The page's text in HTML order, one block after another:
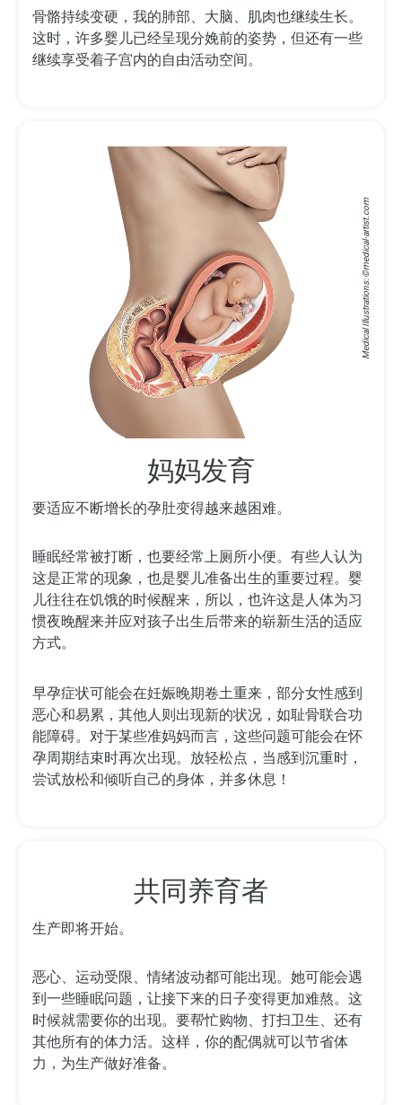
骨骼持续变硬，我的肺部、大脑、肌肉也继续生长。
这时，许多婴儿已经呈现分娩前的姿势，但还有一些
继续享受着子宫内的自由活动空间。
Medical Illustrations: ©
medical-artist.com
妈妈发育
要适应不断增长的孕肚变得越来越困难。
睡眠经常被打断，也要经常上厕所小便。有些人认为
这是正常的现象，也是婴儿准备出生的重要过程。婴
儿往往在饥饿的时候醒来，所以，也许这是人体为习
惯夜晚醒来并应对孩子出生后带来的崭新生活的适应
方式。
早孕症状可能会在妊娠晚期卷土重来，部分女性感到
恶心和易累，其他人则出现新的状况，如耻骨联合功
能障碍。对于某些准妈妈而言，这些问题可能会在怀
孕周期结束时再次出现。放轻松点，当感到沉重时，
尝试放松和倾听自己的身体，并多休息！
共同养育者
生产即将开始。
恶心、运动受限、情绪波动都可能出现。她可能会遇
到一些睡眠问题，让接下来的日子变得更加难熬。这
时候就需要你的出现。要帮忙购物、打扫卫生、还有
其他所有的体力活。这样，你的配偶就可以节省体
力，为生产做好准备。